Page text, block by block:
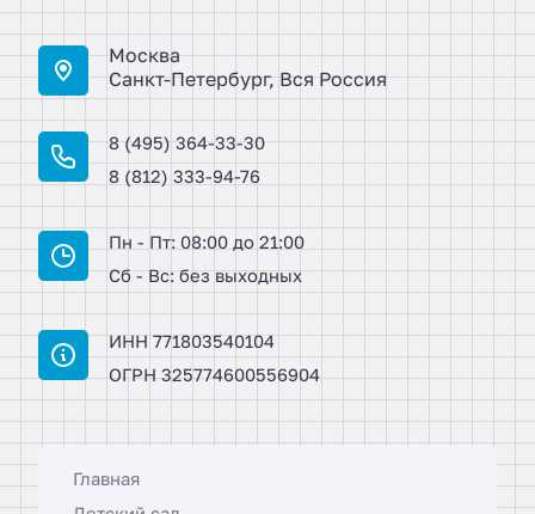
Москва
Санкт-Петербург, Вся Россия
8 (495) 364-33-30
8 (812) 333-94-76
Пн - Пт: 08:00 до 21:00
Сб - Вс: без выходных
ИНН 771803540104
ОГРН 325774600556904
Главная